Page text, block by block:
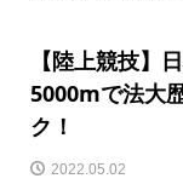
【陸上競技
5000mで法大
ク！
2022.05.02